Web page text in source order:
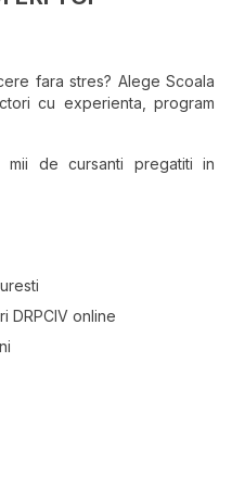
fara stres? Alege Scoala
cu experienta, program
de cursanti pregatiti in
DRPCIV online